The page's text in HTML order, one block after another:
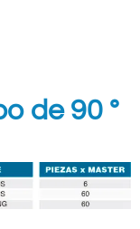
de 90 °